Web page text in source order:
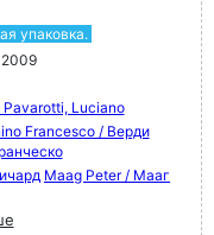
упаковка.
Luciano
Francesco / Верди
Maag Peter / Мааг